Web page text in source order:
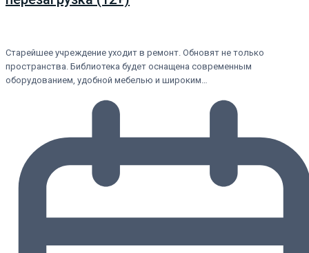
Старейшее учреждение уходит в ремонт. Обновят не только
пространства. Библиотека будет оснащена современным
оборудованием, удобной мебелью и широким…